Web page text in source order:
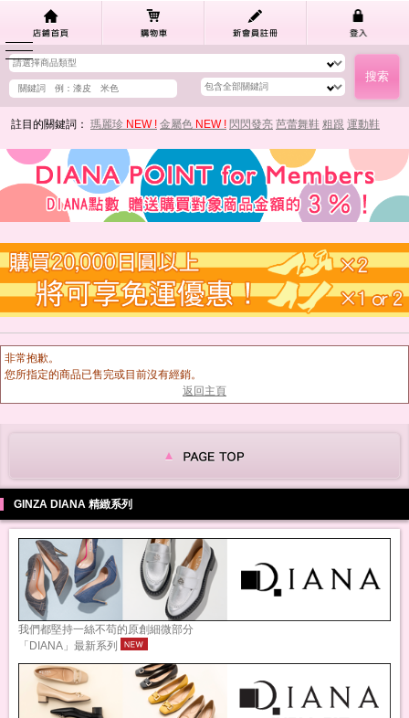
註目的關鍵詞： 瑪麗珍 NEW ! 金屬色 NEW ! 閃閃發亮 芭蕾舞鞋 粗跟 運動鞋
非常抱歉。
您所指定的商品已售完或目前沒有經銷。
返回主頁
GINZA DIANA 精緻系列
我們都堅持一絲不苟的原創細微部分
「DIANA」最新系列